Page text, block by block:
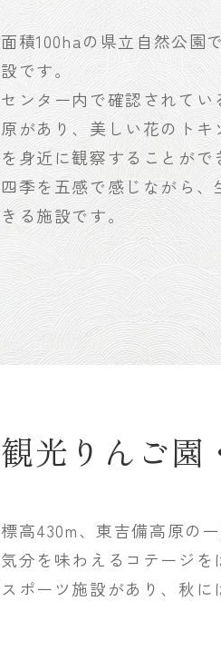
面積100haの県立自然公園
設です。
センター内で確認されて
原があり、美しい花のト
を身近に観察することがで
四季を五感で感じながら
きる施設です。
観光りんご園
標高430m、東吉備高原の
気分を味わえるコテージ
スポーツ施設があり、秋に